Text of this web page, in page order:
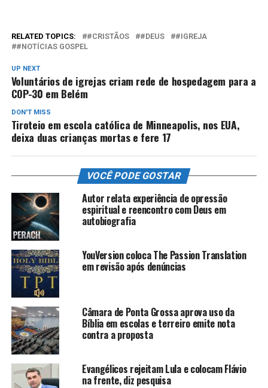
RELATED TOPICS: #CRISTÃOS #DEUS
#IGREJA
#NOTÍCIAS GOSPEL
UP NEXT
Voluntários de igrejas criam rede de hospedagem para a
COP-30 em Belém
DON'T MISS
Tiroteio em escola católica de Minneapolis, nos EUA,
deixa duas crianças mortas e fere 17
VOCÊ PODE GOSTAR
Autor relata experiência de opressão
espiritual e reencontro com Deus em
autobiografia
YouVersion coloca The Passion Translation
em revisão após denúncias
Câmara de Ponta Grossa aprova uso da
Bíblia em escolas e terreiro emite nota
contra a proposta
Evangélicos rejeitam Lula e colocam Flávio
na frente, diz pesquisa